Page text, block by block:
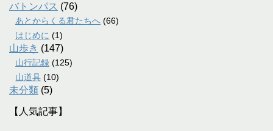
バトンパス (76)
あとからくる君たちへ (66)
はじめに (1)
山歩き (147)
山行記録 (125)
山道具 (10)
未分類 (5)
【人気記事】